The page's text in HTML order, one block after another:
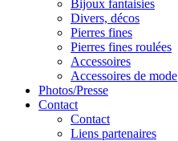
Bijoux fantaisies
Divers, décos
Pierres fines
Pierres fines roulées
Accessoires
Accessoires de mode
Photos/Presse
Contact
Contact
Liens partenaires